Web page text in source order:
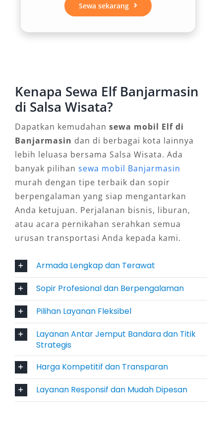
3. Efisiensi Biaya Perjalanan
kendaraan. Hal ini sangat relevan untuk
kebutuhan perjalanan dinas instansi,
yang mengutamakan efisiensi tanpa
mengurangi kenyamanan. Tarif harian,
mingguan, hingga bulanan juga tersedia
dengan fleksibel.
4. Layanan Lengkap dan Fleksibel
Salsa Wisata menyediakan layanan sewa mobil
Elf Banjarmasin dengan berbagai pilihan:
rute strategis kota maupun luar kota, serta
opsi lepas kunci bagi penyewa berpengalaman.
Selain itu, tersedia fasilitas antar jemput
Bandara Syamsudin Noor, layanan drop off,
serta perjalanan harian 24 jam. Fleksibilitas ini
memberikan kenyamanan maksimal bagi
pengguna jasa.
5. Cocok untuk Medan dan Cuaca
Banjarmasin
Sewa sekarang
Kenapa Sewa Elf Banjarmasin
di Salsa Wisata?
Dapatkan kemudahan sewa mobil Elf di
Banjarmasin dan di berbagai kota lainnya
lebih leluasa bersama Salsa Wisata. Ada
banyak pilihan sewa mobil Banjarmasin
murah dengan tipe terbaik dan sopir
berpengalaman yang siap mengantarkan
Anda ketujuan. Perjalanan bisnis, liburan,
atau acara pernikahan serahkan semua
urusan transportasi Anda kepada kami.
Armada Lengkap dan Terawat
Sopir Profesional dan Berpengalaman
Pilihan Layanan Fleksibel
Layanan Antar Jemput Bandara dan Titik
Strategis
Harga Kompetitif dan Transparan
Layanan Responsif dan Mudah Dipesan